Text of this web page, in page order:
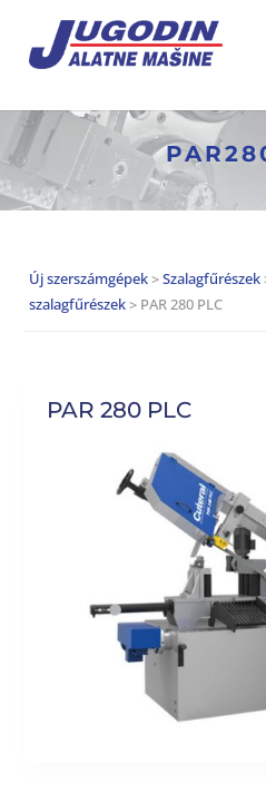
Új szerszámgépek>Szalagfűrészek
szalagfűrészek> PAR 280 PLC
PAR 280 PLC